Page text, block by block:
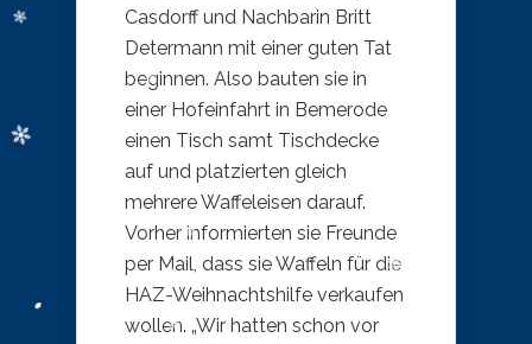
Casdorff und Nachbarin Britt
Determann mit einer guten Tat
beginnen. Also bauten sie in
einer Hofeinfahrt in Bemerode
einen Tisch samt Tischdecke
auf und platzierten gleich
mehrere Waffeleisen darauf.
Vorher informierten sie Freunde
per Mail, dass sie Waffeln für die
HAZ-Weihnachtshilfe verkaufen
wollen. „Wir hatten schon vor